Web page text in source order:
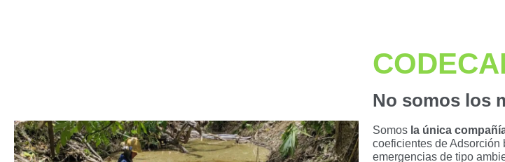
No somos los
Somos la única
coeficientes de Adsorción
emergencias de tipo